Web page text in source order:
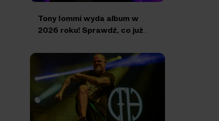
Tony Iommi wyda album w
2026 roku! Sprawdź, co już